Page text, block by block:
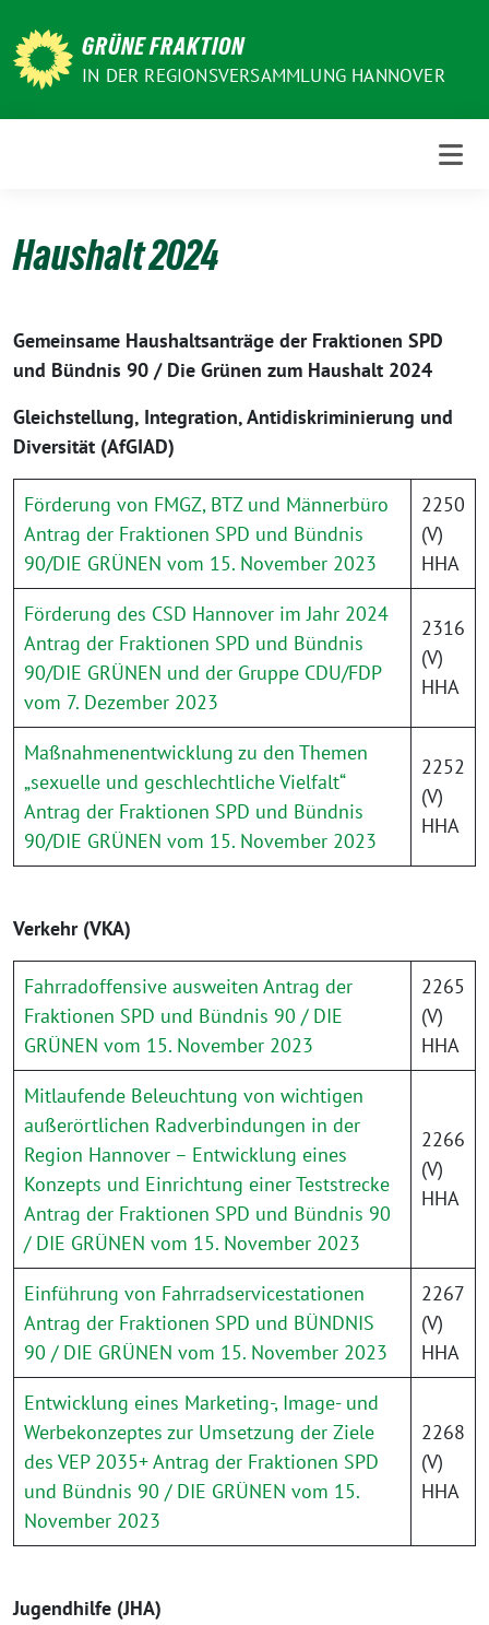
zum
Inhalt
GRÜNE FRAKTION
IN DER REGIONSVERSAMMLUNG HANNOVER
Haushalt 2024
Gemeinsame Haushaltsanträge der Fraktionen SPD
und Bündnis 90 / Die Grünen zum Haushalt 2024
Gleichstellung, Integration, Antidiskriminierung und
Diversität (AfGIAD)
Förderung von FMGZ, BTZ und Männerbüro
Antrag der Fraktionen SPD und Bündnis
90/DIE GRÜNEN vom 15. November 2023
2250
(V)
HHA
Förderung des CSD Hannover im Jahr 2024
Antrag der Fraktionen SPD und Bündnis
90/DIE GRÜNEN und der Gruppe CDU/FDP
vom 7. Dezember 2023
2316
(V)
HHA
Maßnahmenentwicklung zu den Themen
„sexuelle und geschlechtliche Vielfalt“
Antrag der Fraktionen SPD und Bündnis
90/DIE GRÜNEN vom 15. November 2023
2252
(V)
HHA
Verkehr (VKA)
Fahrradoffensive ausweiten Antrag der
Fraktionen SPD und Bündnis 90 / DIE
GRÜNEN vom 15. November 2023
2265
(V)
HHA
Mitlaufende Beleuchtung von wichtigen
außerörtlichen Radverbindungen in der
Region Hannover – Entwicklung eines
Konzepts und Einrichtung einer Teststrecke
Antrag der Fraktionen SPD und Bündnis 90
/ DIE GRÜNEN vom 15. November 2023
2266
(V)
HHA
Einführung von Fahrradservicestationen
Antrag der Fraktionen SPD und BÜNDNIS
90 / DIE GRÜNEN vom 15. November 2023
2267
(V)
HHA
Entwicklung eines Marketing-, Image- und
Werbekonzeptes zur Umsetzung der Ziele
des VEP 2035+ Antrag der Fraktionen SPD
und Bündnis 90 / DIE GRÜNEN vom 15.
November 2023
2268
(V)
HHA
Jugendhilfe (JHA)